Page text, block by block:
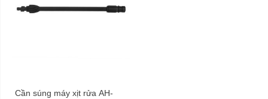
Cần súng máy xịt rửa AH-